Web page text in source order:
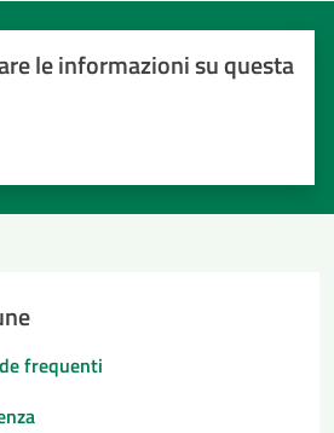
le informazioni su questa
(da 1 a 5 stelle)
stelle per valutare la chiarezza delle
5 stelle su 5
su 5
su 5
5
frequenti